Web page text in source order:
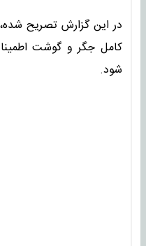
کامل جگر و گوشت
شود.